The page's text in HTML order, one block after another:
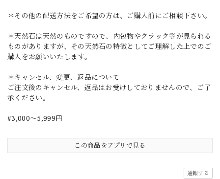
＊その他の配送方法をご希望の方は、ご購入前にご相談下さい。
＊天然石は天然のものですので、内包物やクラック等が見られる
ものがありますが、その天然石の特徴としてご理解した上でのご
購入をお願いいたします。
＊キャンセル、変更、返品について
ご注文後のキャンセル、返品はお受けしておりませんので、ご了
承ください。
#3,000～5,999円
この商品をアプリで見る
通報する